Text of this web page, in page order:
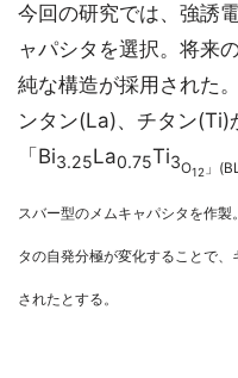
今回の研究では、強誘
ャパシタを選択。将来
純な構造が採用された
ンタン(La)、チタン(Ti)
「Bi3.25La0.75Ti3O12 」
スバー型のメムキャパシタを作
タの自発分極が変化することで
されたとする。